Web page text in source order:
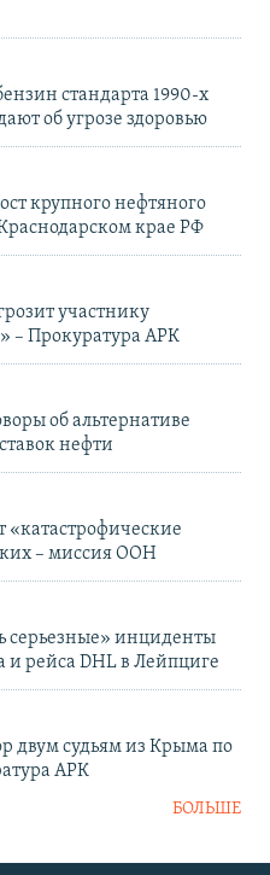
стандарта 1990-х
об угрозе здоровью
крупного нефтяного
крае РФ
участнику
– Прокуратура АРК
об альтернативе
нефти
– миссия ООН
серьезные» инциденты
и рейса DHL в Лейпциге
двум судьям из Крыма по
АРК
БОЛЬШЕ